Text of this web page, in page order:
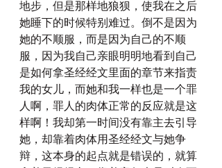
地步，但是那样地狼狈，使我在之后
她睡下的时候特别难过。倒不是因为
她的不顺服，而是因为自己的不顺
服，因为我自己亲眼明明地看到自己
是如何拿圣经经文里面的章节来指责
我的女儿，而她和我一样也是一个罪
人啊，罪人的肉体正常的反应就是这
样啊！我却第一时间没有靠主去引导
她，却靠着肉体用圣经经文与她争
辩，这本身的起点就是错误的，就算